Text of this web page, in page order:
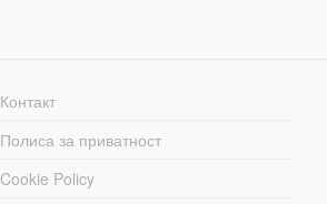
Контакт
Полиса за приватност
Cookie Policy